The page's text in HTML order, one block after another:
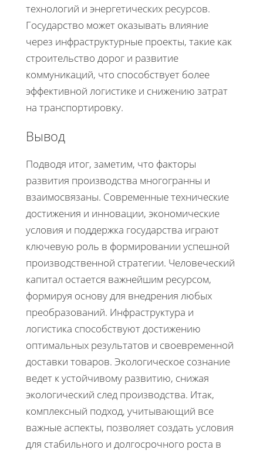
технологий и энергетических ресурсов.
Государство может оказывать влияние
через инфраструктурные проекты, такие как
строительство дорог и развитие
коммуникаций, что способствует более
эффективной логистике и снижению затрат
на транспортировку.
Вывод
Подводя итог, заметим, что факторы
развития производства многогранны и
взаимосвязаны. Современные технические
достижения и инновации, экономические
условия и поддержка государства играют
ключевую роль в формировании успешной
производственной стратегии. Человеческий
капитал остается важнейшим ресурсом,
формируя основу для внедрения любых
преобразований. Инфраструктура и
логистика способствуют достижению
оптимальных результатов и своевременной
доставки товаров. Экологическое сознание
ведет к устойчивому развитию, снижая
экологический след производства. Итак,
комплексный подход, учитывающий все
важные аспекты, позволяет создать условия
для стабильного и долгосрочного роста в